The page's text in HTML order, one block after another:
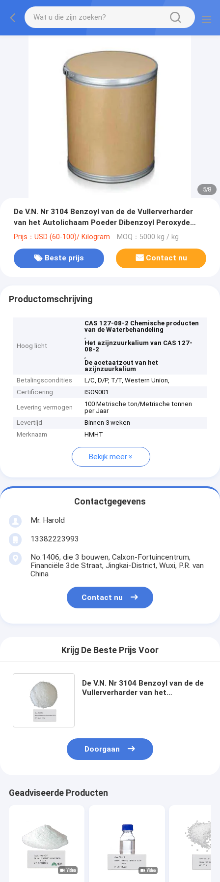
5/8
De V.N. Nr 3104 Benzoyl van de de Vullerverharder
van het Autolichaam Poeder Dibenzoyl Peroxyde
BPO 94-36-0
Prijs：USD (60-100)/ Kilogram MOQ：5000 kg / kg
Beste prijs Contact nu
Productomschrijving
Hoog licht
CAS 127-08-2 Chemische producten
van de Waterbehandeling
,
Het azijnzuurkalium van CAS 127-
08-2
,
De acetaatzout van het
azijnzuurkalium
Betalingscondities
L/C, D/P, T/T, Western Union,
Certificering
ISO9001
Levering vermogen
100 Metrische ton/Metrische tonnen
per Jaar
Levertijd
Binnen 3 weken
Merknaam
HMHT
Bekijk meer
Contactgegevens
Mr. Harold
13382223993
No.1406, die 3 bouwen, Calxon-Fortuincentrum,
Financiële 3de Straat, Jingkai-District, Wuxi, P.R. van
China
Contact nu
Krijg De Beste Prijs Voor
De V.N. Nr 3104 Benzoyl van de de
Vullerverharder van het
Doorgaan
Geadviseerde Producten